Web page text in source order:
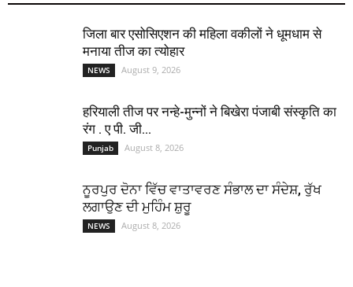
जिला बार एसोसिएशन की महिला वकीलों ने धूमधाम से
मनाया तीज का त्योहार
NEWS August 9, 2026
हरियाली तीज पर नन्हे-मुन्नों ने बिखेरा पंजाबी संस्कृति का
रंग . ए पी. जी...
Punjab August 8, 2026
ਨੂਰਪੁਰ ਦੋਨਾ ਵਿੱਚ ਵਾਤਾਵਰਣ ਸੰਭਾਲ ਦਾ ਸੰਦੇਸ਼, ਰੁੱਖ
ਲਗਾਉਣ ਦੀ ਮੁਹਿੰਮ ਸ਼ੁਰੂ
NEWS August 8, 2026